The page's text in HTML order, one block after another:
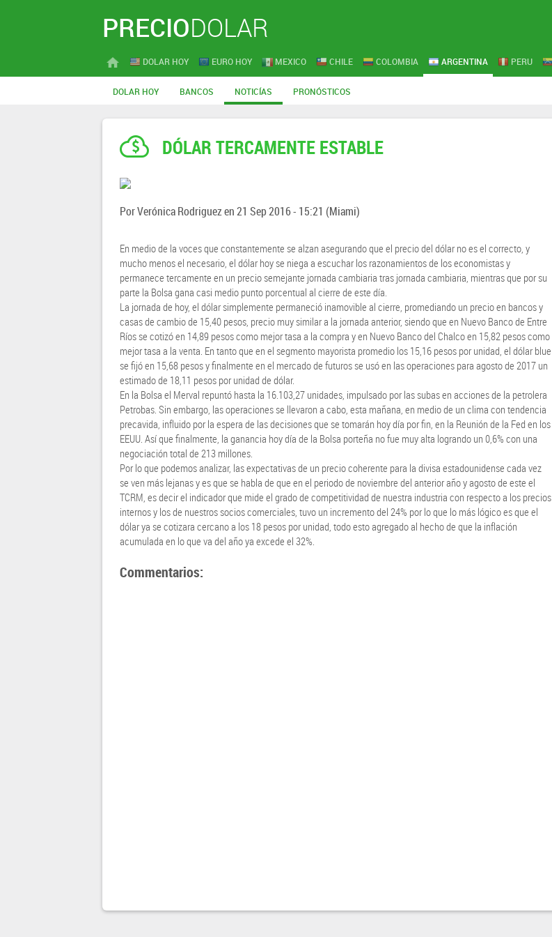
PRECIODOLAR
DOLAR HOY EURO HOY MEXICO CHILE COLOMBIA ARGENTINA PERU
DOLAR HOY BANCOS NOTICÍAS PRONÓSTICOS
DÓLAR TERCAMENTE ESTABLE
PorVerónica Rodriguezen21 Sep 2016 - 15:21 (Miami)
En medio de la voces que constantemente se alzan asegurando que el precio del dólar no es el correcto, y
mucho menos el necesario, el dólar hoy se niega a escuchar los razonamientos de los economistas y
permanece tercamente en un precio semejante jornada cambiaria tras jornada cambiaria, mientras que por su
parte la Bolsa gana casi medio punto porcentual al cierre de este día.
La jornada de hoy, el dólar simplemente permaneció inamovible al cierre, promediando un precio en bancos y
casas de cambio de 15,40 pesos, precio muy similar a la jornada anterior, siendo que en Nuevo Banco de Entre
Ríos se cotizó en 14,89 pesos como mejor tasa a la compra y en Nuevo Banco del Chalco en 15,82 pesos como
mejor tasa a la venta. En tanto que en el segmento mayorista promedio los 15,16 pesos por unidad, el dólar blue
se fijó en 15,68 pesos y finalmente en el mercado de futuros se usó en las operaciones para agosto de 2017 un
estimado de 18,11 pesos por unidad de dólar.
En la Bolsa el Merval repuntó hasta la 16.103,27 unidades, impulsado por las subas en acciones de la petrolera
Petrobas. Sin embargo, las operaciones se llevaron a cabo, esta mañana, en medio de un clima con tendencia
precavida, influido por la espera de las decisiones que se tomarán hoy día por fin, en la Reunión de la Fed en los
EEUU. Así que finalmente, la ganancia hoy día de la Bolsa porteña no fue muy alta logrando un 0,6% con una
negociación total de 213 millones.
Por lo que podemos analizar, las expectativas de un precio coherente para la divisa estadounidense cada vez
se ven más lejanas y es que se habla de que en el periodo de noviembre del anterior año y agosto de este el
TCRM, es decir el indicador que mide el grado de competitividad de nuestra industria con respecto a los precios
internos y los de nuestros socios comerciales, tuvo un incremento del 24% por lo que lo más lógico es que el
dólar ya se cotizara cercano a los 18 pesos por unidad, todo esto agregado al hecho de que la inflación
acumulada en lo que va del año ya excede el 32%.
Commentarios: